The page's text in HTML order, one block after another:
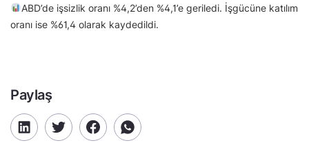
ABD’de işsizlik oranı %4,2’den %4,1’e geriledi. İşgücüne katılım
oranı ise %61,4 olarak kaydedildi.
Paylaş